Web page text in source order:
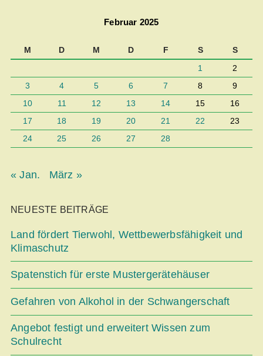
Februar 2025
M D M D F S S
1
2
3
4 5 6 7 8
9
10
11 12 13 14 15
16
17
18 19 20 21 22
23
24
25 26 27 28
« Jan. März »
NEUESTE BEITRÄGE
Land fördert Tierwohl, Wettbe­werbsfähigkeit und
Klimaschutz
Spatenstich für erste Mustergerätehäuser
Gefahren von Alkohol in der Schwangerschaft
Angebot festigt und erweitert Wissen zum
Schulrecht